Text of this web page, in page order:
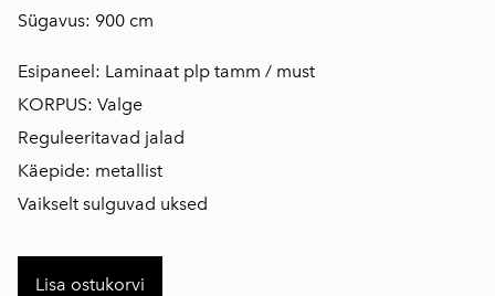
Sügavus: 900 cm
Esipaneel: Laminaat plp tamm / must
KORPUS: Valge
Reguleeritavad jalad
Käepide: metallist
Vaikselt sulguvad uksed
Lisa ostukorvi